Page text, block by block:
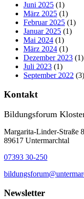
Juni 2025 (1)
März 2025 (1)
Februar 2025 (1)
Januar 2025 (1)
Mai 2024 (1)
März 2024 (1)
Dezember 2023 (1)
Juli 2023 (1)
September 2022 (3)
Kontakt
Bildungsforum
Margarita-Linder-Straße 8
89617 Untermarchtal
07393 30-250
Newsletter